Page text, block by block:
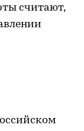
считают,